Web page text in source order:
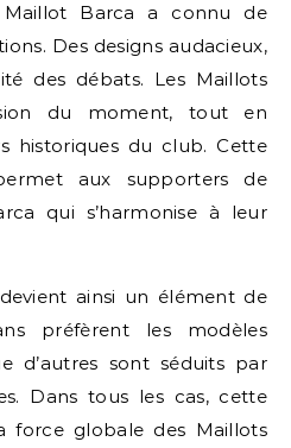
Barca a connu de
Des designs audacieux,
des débats. Les Maillots
du moment, tout en
historiques du club. Cette
aux supporters de
qui s’harmonise à leur
ainsi un élément de
préfèrent les modèles
d’autres sont séduits par
Dans tous les cas, cette
force globale des Maillots